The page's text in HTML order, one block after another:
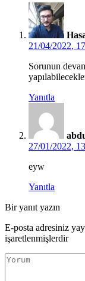
21/04/2022,
Sorunun
Yanıtla
27/01/2022,
eyw
Yanıtla
Bir yanıt yazın
E-posta adresiniz
işaretlenmişlerdir